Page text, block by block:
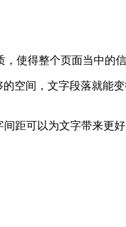
使得整个页面当中的信
空间，文字段落就能
距可以为文字带来更好